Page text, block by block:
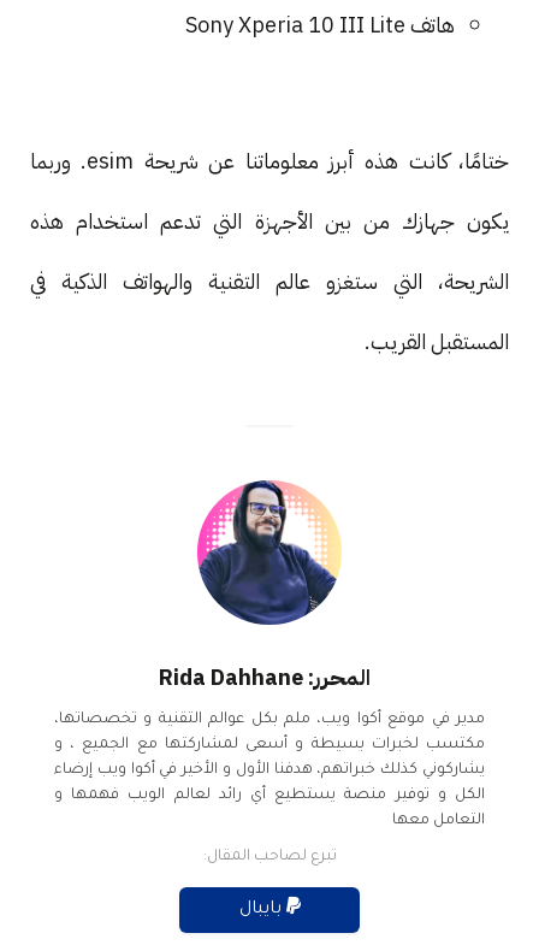
هاتف Sony Xperia 10 III Lite
ختامًا، كانت هذه أبرز معلوماتنا عن شريحة esim. وربما
يكون جهازك من بين الأجهزة التي تدعم استخدام هذه
الشريحة، التي ستغزو عالم التقنية والهواتف الذكية في
المستقبل القريب.
المحرر: Rida Dahhane
مدير في موقع أكوا ويب، ملم بكل عوالم التقنية و تخصصاتها،
مكتسب لخبرات بسيطة و أسعى لمشاركتها مع الجميع ، و
يشاركوني كذلك خبراتهم، هدفنا الأول و الأخير في أكوا ويب إرضاء
الكل و توفير منصة يستطيع أي رائد لعالم الويب فهمها و
التعامل معها
تبرع لصاحب المقال: